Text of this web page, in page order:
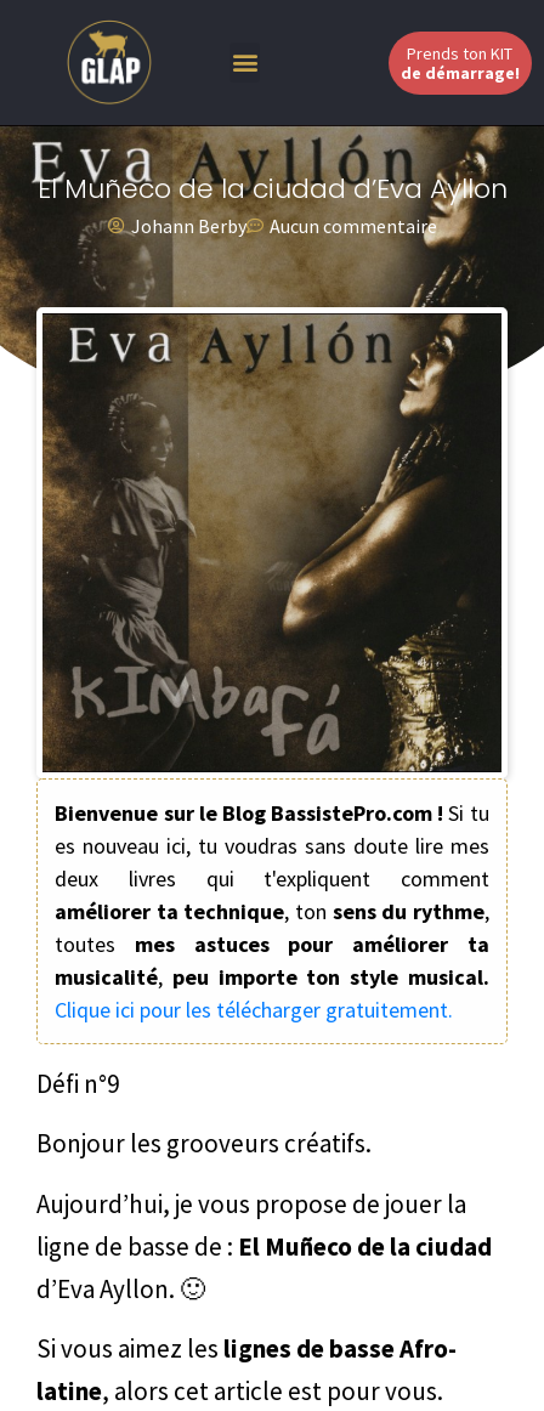
Prends ton KIT
de démarrage!
El Muñeco de la ciudad d’Eva Ayllon
Johann Berby Aucun commentaire
Bienvenue sur le Blog BassistePro.com ! Si tu
es nouveau ici, tu voudras sans doute lire mes
deux livres qui t'expliquent comment
améliorer ta technique, ton sens du rythme,
toutes mes astuces pour améliorer ta
musicalité, peu importe ton style musical.
Clique ici pour les télécharger gratuitement.
Défi n°9
Bonjour les grooveurs créatifs.
Aujourd’hui, je vous propose de jouer la
ligne de basse de : El Muñeco de la ciudad
d’Eva Ayllon. 🙂
Si vous aimez les lignes de basse Afro-
latine, alors cet article est pour vous.